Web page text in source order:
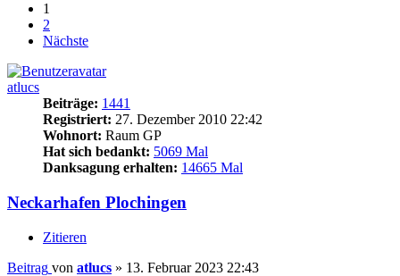
1
2
Nächste
atlucs
Beiträge: 1441
Registriert: 27. Dezember 2010 22:42
Wohnort: Raum GP
Hat sich bedankt: 5069 Mal
Danksagung erhalten: 14665 Mal
Neckarhafen Plochingen
Zitieren
Beitrag von atlucs » 13. Februar 2023 22:43